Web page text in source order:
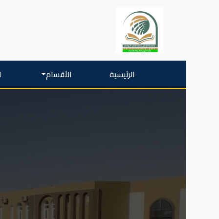
الرئيسية الأقسام